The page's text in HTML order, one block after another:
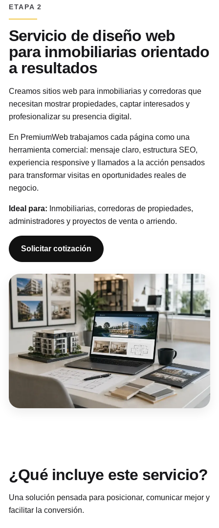
ETAPA 2
Servicio de diseño web
para inmobiliarias orientado
a resultados
Creamos sitios web para inmobiliarias y corredoras que
necesitan mostrar propiedades, captar interesados y
profesionalizar su presencia digital.
En PremiumWeb trabajamos cada página como una
herramienta comercial: mensaje claro, estructura SEO,
experiencia responsive y llamados a la acción pensados
para transformar visitas en oportunidades reales de
negocio.
Ideal para: Inmobiliarias, corredoras de propiedades,
administradores y proyectos de venta o arriendo.
Solicitar cotización
¿Qué incluye este servicio?
Una solución pensada para posicionar, comunicar mejor y
facilitar la conversión.